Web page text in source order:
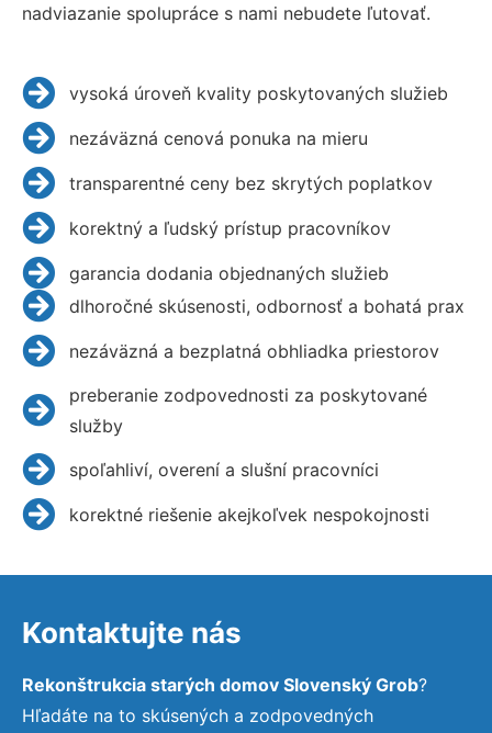
nadviazanie spolupráce s nami nebudete ľutovať.
vysoká úroveň kvality poskytovaných služieb
nezáväzná cenová ponuka na mieru
transparentné ceny bez skrytých poplatkov
korektný a ľudský prístup pracovníkov
garancia dodania objednaných služieb
dlhoročné skúsenosti, odbornosť a bohatá prax
nezáväzná a bezplatná obhliadka priestorov
preberanie zodpovednosti za poskytované
služby
spoľahliví, overení a slušní pracovníci
korektné riešenie akejkoľvek nespokojnosti
Kontaktujte nás
Rekonštrukcia starých domov Slovenský Grob?
Hľadáte na to skúsených a zodpovedných